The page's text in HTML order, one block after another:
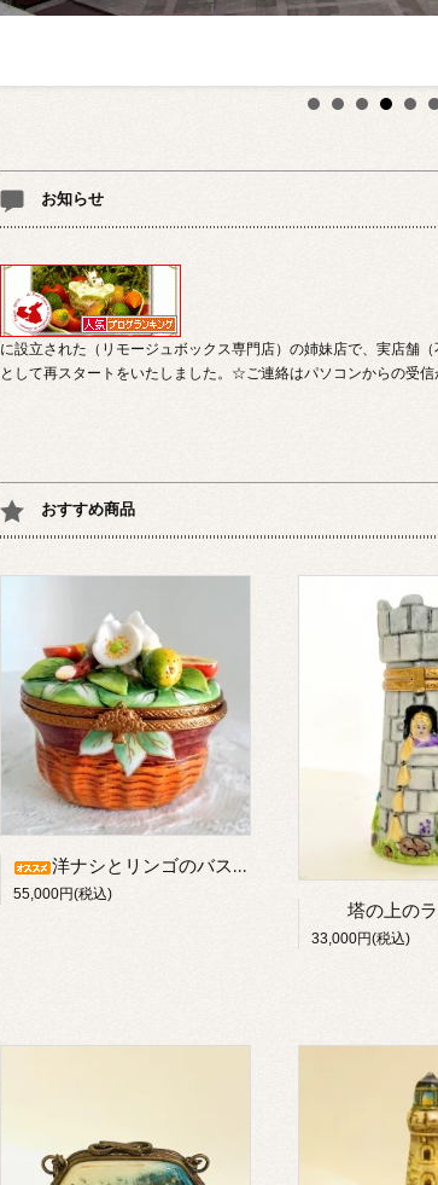
お知らせ
当店は前身を「リモ
に設立された（リモージュボックス専門店）の姉妹店で、実店舗
として再スタートをいたしました。☆ご連絡はパソコンからの受
おすすめ商品
洋ナシとリンゴのバスケット シリアルナンバー付き
55,000円(税込)
塔の上の
33,000円(税込)